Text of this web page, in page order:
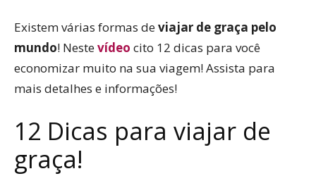
Existem várias formas deviajar de graça pelo
mundo! Nestevídeo cito 12 dicas para você
economizar muito na sua viagem! Assista para
mais detalhes e informações!
12 Dicas para viajar de
graça!